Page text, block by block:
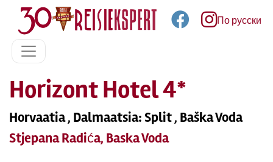
По русски
Horizont Hotel 4*
Horvaatia , Dalmaatsia: Split , Baška Voda
Stjepana Radića, Baska Voda